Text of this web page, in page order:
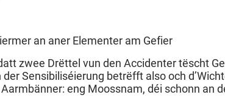
an aner Elementer am Gefier
zwee Drëttel vun den Accidenter tëscht
Sensibiliséierung betrëfft also och
eng Moossnam, déi schonn an